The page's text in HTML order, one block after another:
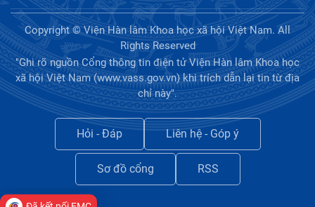
Copyright © Viện Hàn lâm Khoa học xã hội Việt Nam. All
Rights Reserved
"Ghi rõ nguồn Cổng thông tin điện tử Viện Hàn lâm Khoa học
xã hội Việt Nam (www.vass.gov.vn) khi trích dẫn lại tin từ địa
chỉ này".
Hỏi - Đáp Liên hệ - Góp ý
Sơ đồ cổng RSS